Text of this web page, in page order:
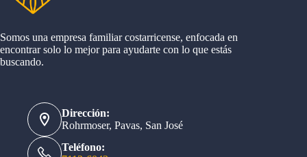
Somos una empresa familiar costarricense, enfocada en
encontrar solo lo mejor para ayudarte con lo que estás
buscando.
Dirección:
Rohrmoser, Pavas, San José
Teléfono: